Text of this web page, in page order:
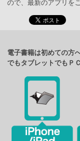
ので、最新のアプリを
電子書籍は初めての方
でもタブレットでもＰ